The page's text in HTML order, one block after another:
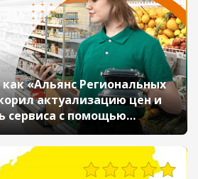
«Альянс Региональных
актуализацию цен и
сервиса с помощью